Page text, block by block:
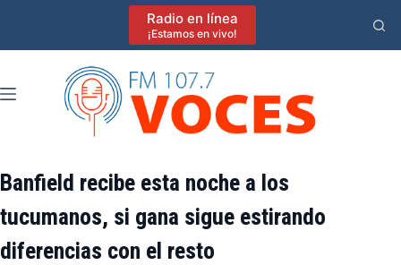
Radio en línea
¡Estamos en vivo!
Banfield recibe esta noche a los
tucumanos, si gana sigue estirando
diferencias con el resto